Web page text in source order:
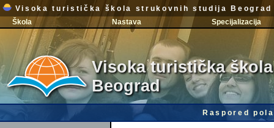
Visoka turistička škola strukovnih studija Beograd
Škola
Nastava Specijalizacija
Visoka turistička
Beograd
Raspored